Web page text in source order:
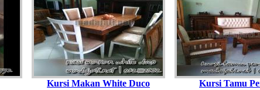
Kursi Makan White Duco Kursi Tamu